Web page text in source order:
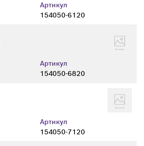
Артикул
154050-6120
Артикул
154050-6820
Артикул
154050-7120